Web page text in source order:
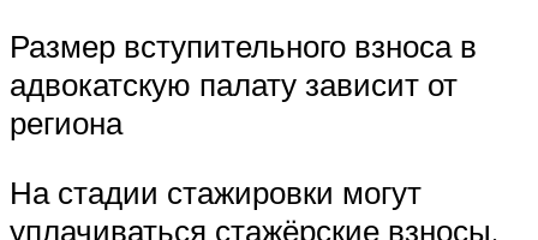
Размер вступительного взноса в
адвокатскую палату зависит от
региона
На стадии стажировки могут
уплачиваться стажёрские взносы,